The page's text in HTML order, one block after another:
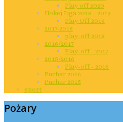
Play off 2020
Hokej Liga 2018 - 2019
Play Off 2019
2017-2018
play-off 2018
2016/2017
Play-off - 2017
2015/2016
Play-off - 2016
Puchar 2016
Puchar 2015
sport
Pożary